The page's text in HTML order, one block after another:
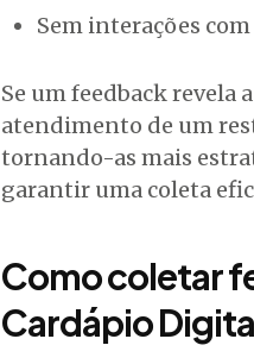
Sem interações
Se um feedback revela
atendimento de um
tornando-as mais
garantir uma coleta
Como coletar
Cardápio